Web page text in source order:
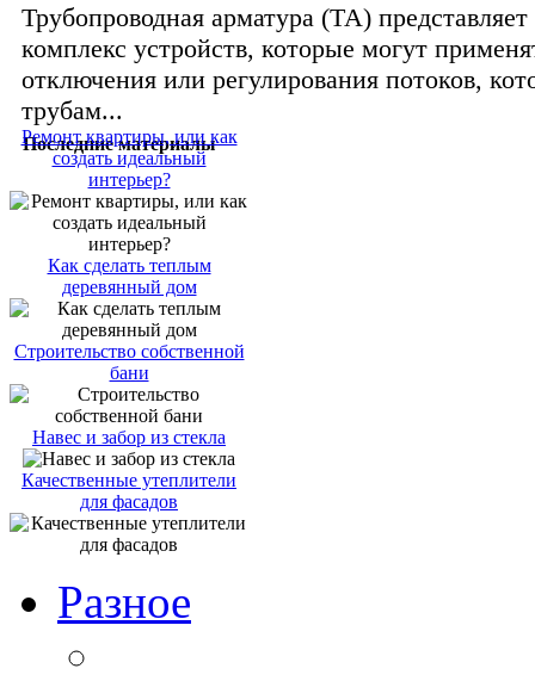
Трубопроводная арматура (ТА) представляет
комплекс устройств, которые могут
отключения или регулирования потоков,
трубам...
Последние материалы
Ремонт квартиры, или как
создать идеальный
интерьер?
Как сделать теплым
деревянный дом
Строительство собственной
бани
Навес и забор из стекла
Качественные утеплители
для фасадов
Разное